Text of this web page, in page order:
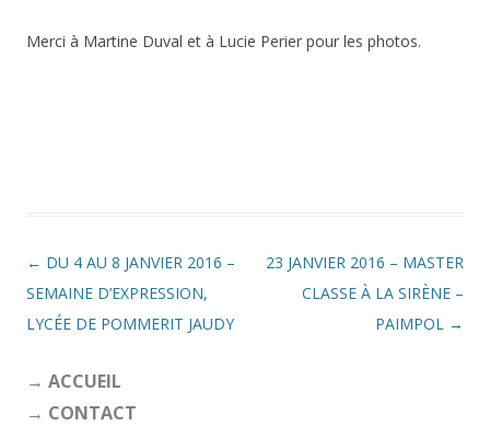
Merci à Martine Duval et à Lucie Perier pour les photos.
Navigation des articles
← DU 4 AU 8 JANVIER 2016 –
SEMAINE D’EXPRESSION,
LYCÉE DE POMMERIT JAUDY
23 JANVIER 2016 – MASTER
CLASSE À LA SIRÈNE –
PAIMPOL →
→ ACCUEIL
→ CONTACT